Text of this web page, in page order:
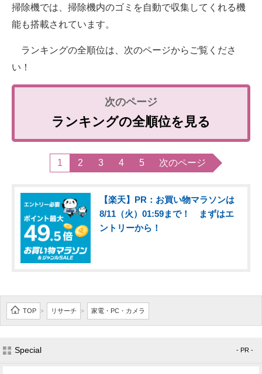
掃除機では、掃除機内のゴミを自動で収集してくれる機
能も搭載されています。
ランキングの全順位は、次のページからご覧くださ
い！
ランキングの全順位を見る
1 2 3 4 5 次のページ
【楽天】PR：お買い物マラソンは
8/11（火）01:59まで！ まずはエ
ントリーから！
TOP > リサーチ > 家電・PC・カメラ
Special - PR -